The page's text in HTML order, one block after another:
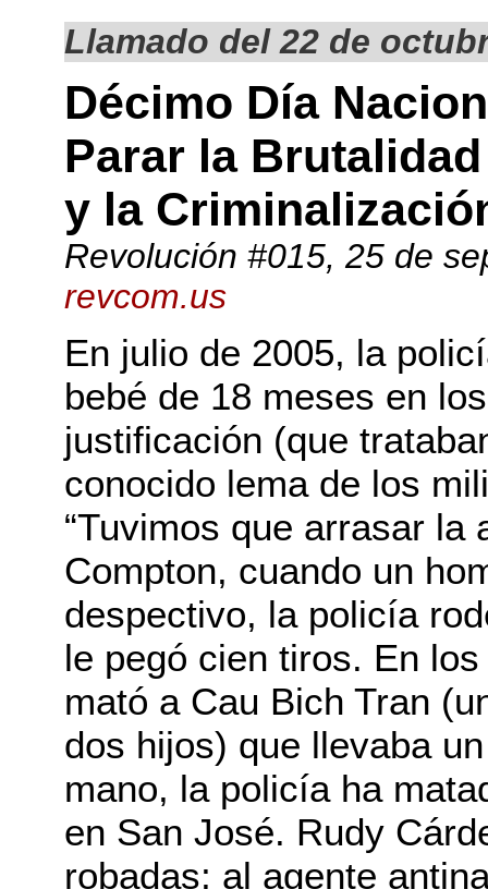
Llamado del 22 de
Décimo Día
Parar la
y la
Revolución #015, 25 de
revcom.us
En julio de 2005, la
bebé de 18 meses en
justificación (que
conocido lema de los
“Tuvimos que arrasar la
Compton, cuando un
despectivo, la policía
le pegó cien tiros. En
mató a Cau Bich Tran
dos hijos) que llevaba
mano, la policía ha
en San José. Rudy
robadas; al agente